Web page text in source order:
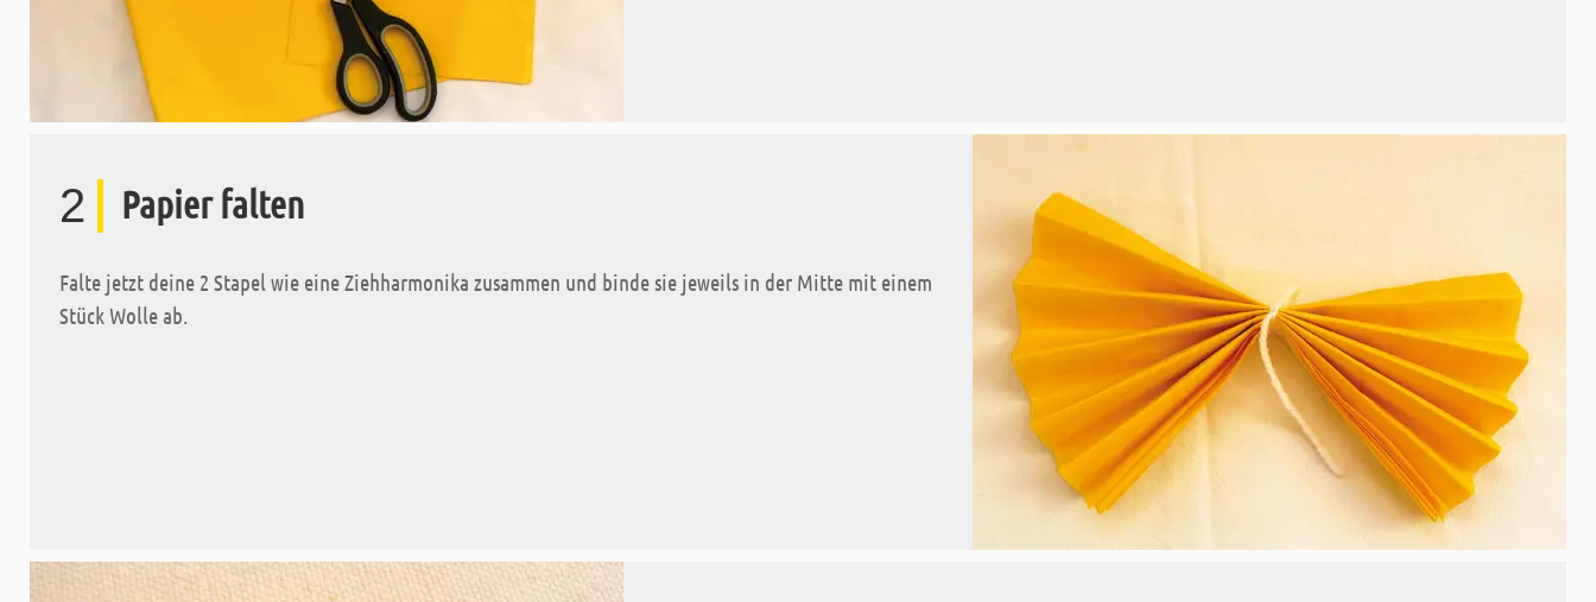
2 Papier falten
Falte jetzt deine 2 Stapel wie eine Ziehharmonika zusammen und binde sie jeweils in der Mitte mit einem
Stück Wolle ab.